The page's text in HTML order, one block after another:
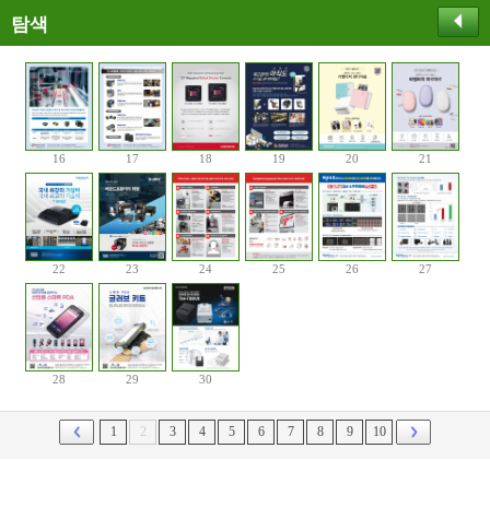
탐색
16 17 18 19 20 21
22 23 24 25 26 27
28 29 30
1 2 3 4 5 6 7 8 9 10